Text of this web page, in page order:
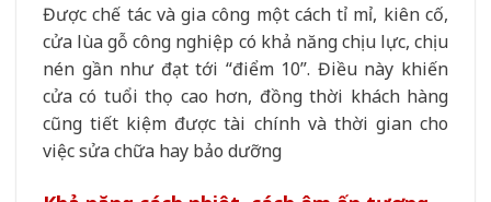
Được chế tác và gia công một cách tỉ mỉ, kiên cố,
cửa lùa gỗ công nghiệp có khả năng chịu lực, chịu
nén gần như đạt tới “điểm 10”. Điều này khiến
cửa có tuổi thọ cao hơn, đồng thời khách hàng
cũng tiết kiệm được tài chính và thời gian cho
việc sửa chữa hay bảo dưỡng